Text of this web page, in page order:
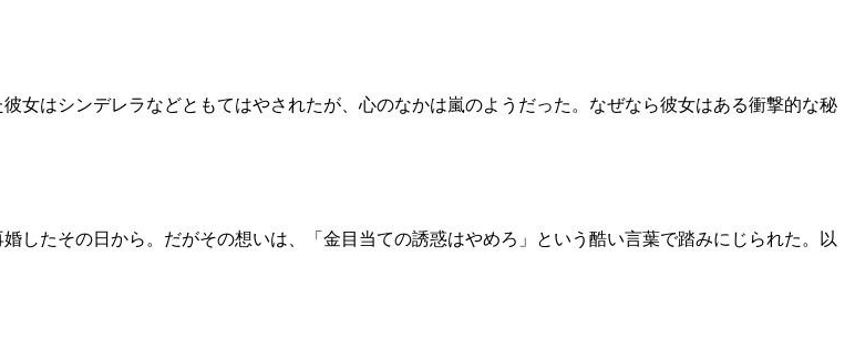
女はシンデレラなどともてはやされたが、心のなかは嵐のようだった。なぜなら彼女はある衝撃的な秘
したその日から。だがその想いは、「金目当ての誘惑はやめろ」という酷い言葉で踏みにじられた。以